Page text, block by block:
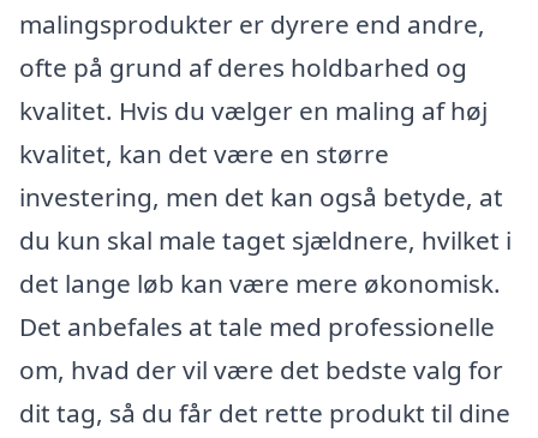
malingsprodukter er dyrere end andre,
ofte på grund af deres holdbarhed og
kvalitet. Hvis du vælger en maling af høj
kvalitet, kan det være en større
investering, men det kan også betyde, at
du kun skal male taget sjældnere, hvilket i
det lange løb kan være mere økonomisk.
Det anbefales at tale med professionelle
om, hvad der vil være det bedste valg for
dit tag, så du får det rette produkt til dine